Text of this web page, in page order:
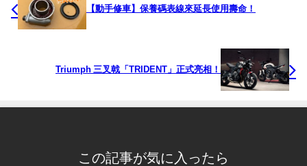
【動手修車】保養碼表線來延長使用壽命！
Triumph 三叉戟「TRIDENT」正式亮相！
この記事が気に入ったら